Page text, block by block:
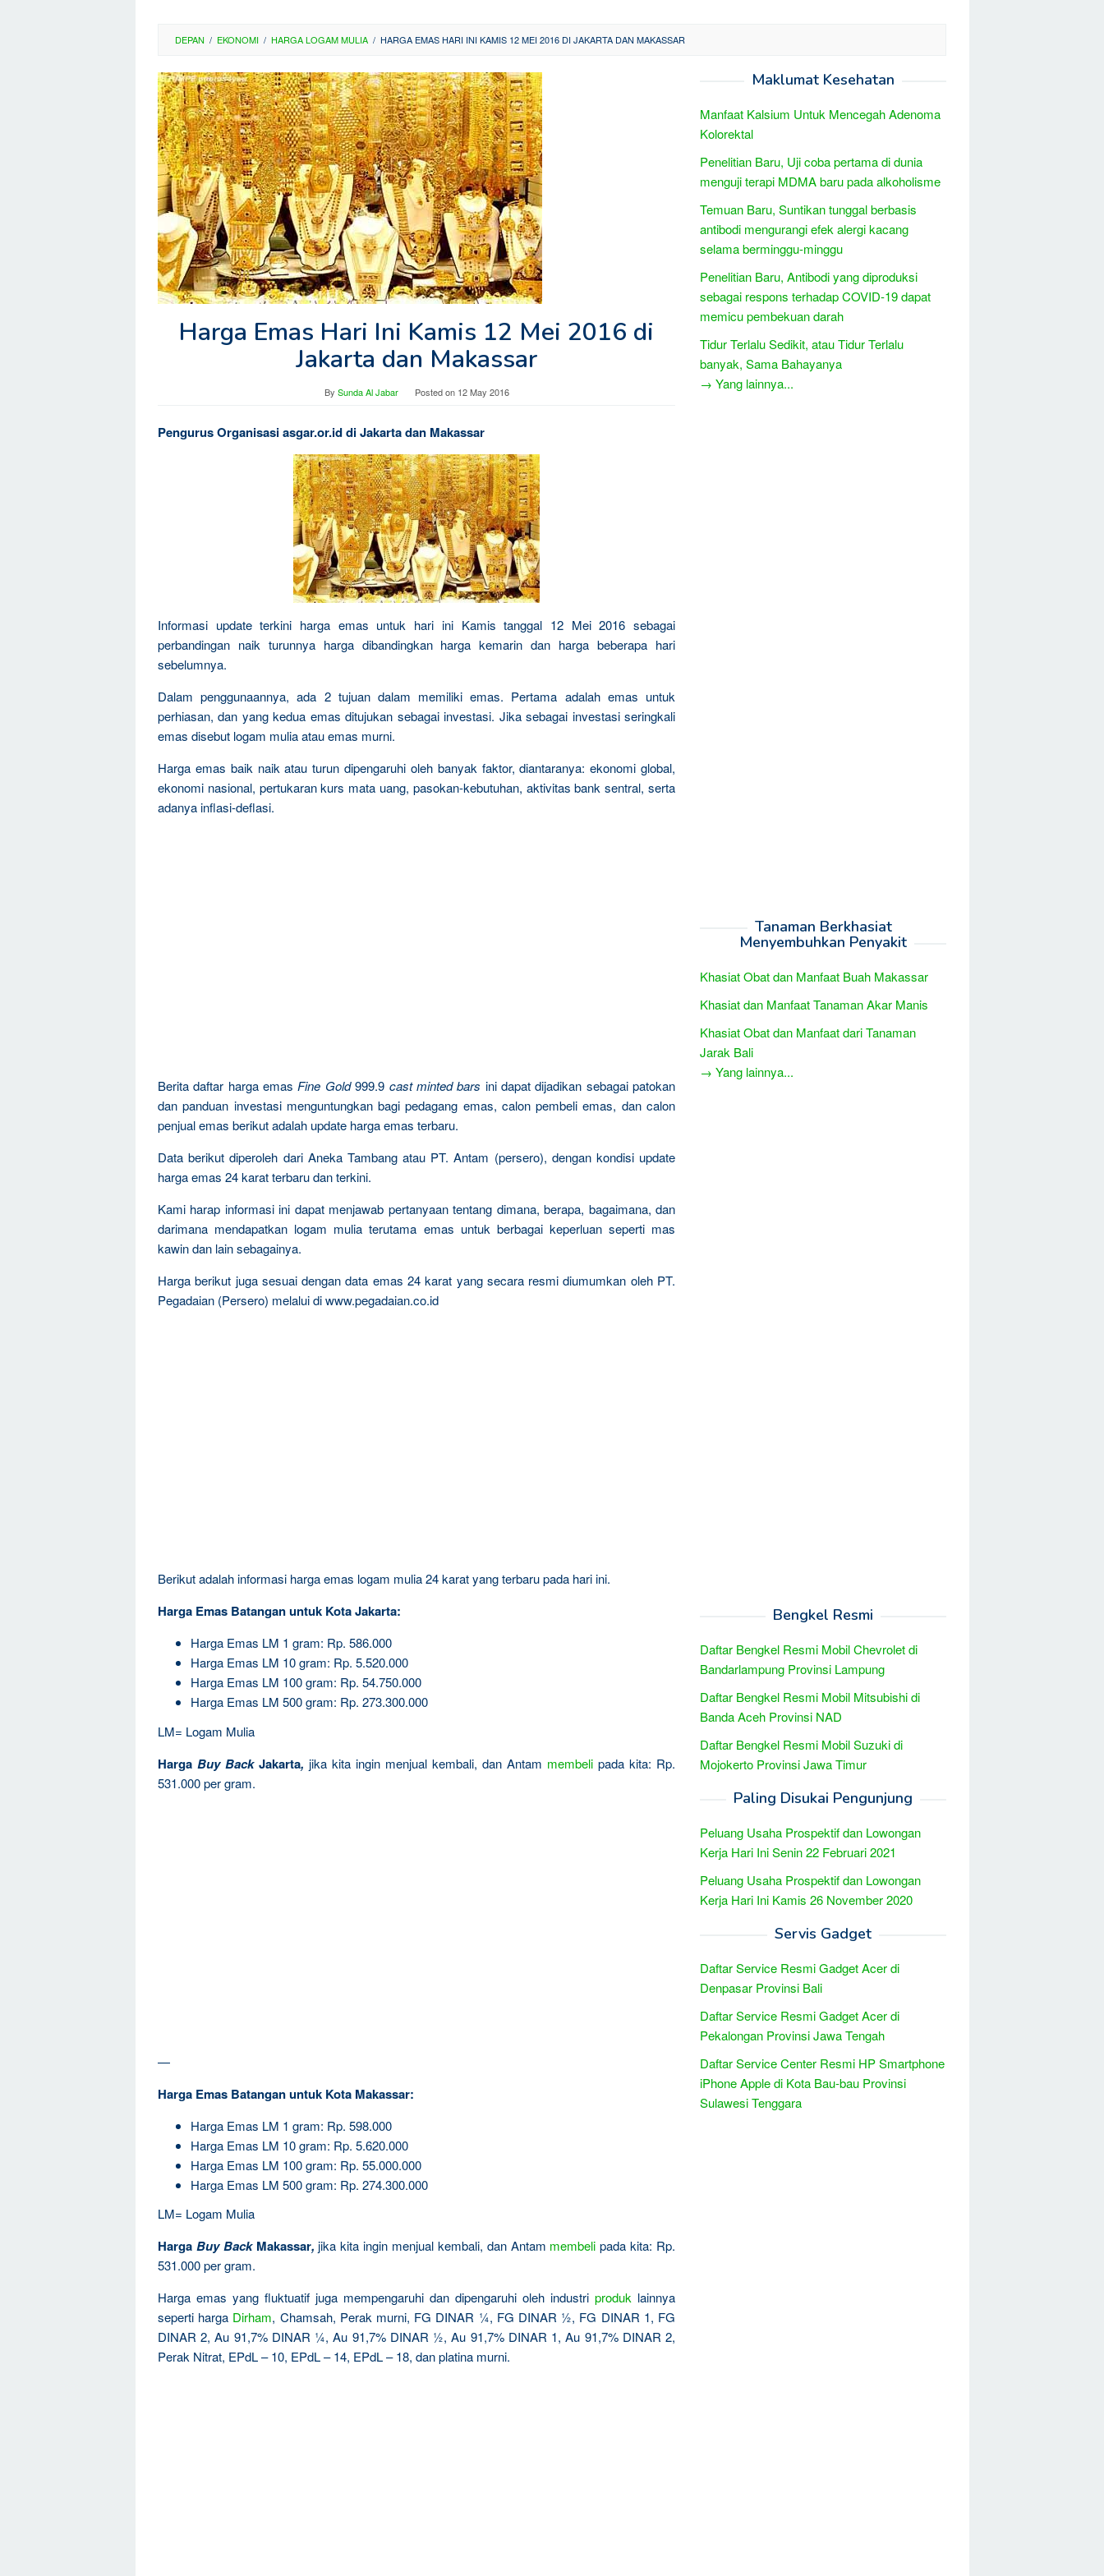
DEPAN / EKONOMI / HARGA LOGAM MULIA / HARGA EMAS HARI INI KAMIS 12 MEI 2016 DI JAKARTA DAN MAKASSAR
Harga Emas Hari Ini Kamis 12 Mei 2016 di
Jakarta dan Makassar
By Sunda Al Jabar Posted on 12 May 2016
Pengurus Organisasi asgar.or.id di Jakarta dan Makassar
Informasi update terkini harga emas untuk hari ini Kamis tanggal 12 Mei 2016 sebagai
perbandingan naik turunnya harga dibandingkan harga kemarin dan harga beberapa hari
sebelumnya.
Dalam penggunaannya, ada 2 tujuan dalam memiliki emas. Pertama adalah emas untuk
perhiasan, dan yang kedua emas ditujukan sebagai investasi. Jika sebagai investasi seringkali
emas disebut logam mulia atau emas murni.
Harga emas baik naik atau turun dipengaruhi oleh banyak faktor, diantaranya: ekonomi global,
ekonomi nasional, pertukaran kurs mata uang, pasokan-kebutuhan, aktivitas bank sentral, serta
adanya inflasi-deflasi.
Berita daftar harga emas Fine Gold999.9 cast minted bars ini dapat dijadikan sebagai patokan
dan panduan investasi menguntungkan bagi pedagang emas, calon pembeli emas, dan calon
penjual emas berikut adalah update harga emas terbaru.
Data berikut diperoleh dari Aneka Tambang atau PT. Antam (persero), dengan kondisi update
harga emas 24 karat terbaru dan terkini.
Kami harap informasi ini dapat menjawab pertanyaan tentang dimana, berapa, bagaimana, dan
darimana mendapatkan logam mulia terutama emas untuk berbagai keperluan seperti mas
kawin dan lain sebagainya.
Harga berikut juga sesuai dengan data emas 24 karat yang secara resmi diumumkan oleh PT.
Pegadaian (Persero) melalui di www.pegadaian.co.id
Berikut adalah informasi harga emas logam mulia 24 karat yang terbaru pada hari ini.
Harga Emas Batangan untuk Kota Jakarta:
Harga Emas LM 1 gram: Rp. 586.000
Harga Emas LM 10 gram: Rp. 5.520.000
Harga Emas LM 100 gram: Rp. 54.750.000
Harga Emas LM 500 gram: Rp. 273.300.000
LM= Logam Mulia
Harga Buy Back Jakarta, jika kita ingin menjual kembali, dan Antam membeli pada kita: Rp.
531.000 per gram.
—
Harga Emas Batangan untuk Kota Makassar:
Harga Emas LM 1 gram: Rp. 598.000
Harga Emas LM 10 gram: Rp. 5.620.000
Harga Emas LM 100 gram: Rp. 55.000.000
Harga Emas LM 500 gram: Rp. 274.300.000
LM= Logam Mulia
Harga Buy Back Makassar, jika kita ingin menjual kembali, dan Antam membeli pada kita: Rp.
531.000 per gram.
Harga emas yang fluktuatif juga mempengaruhi dan dipengaruhi oleh industri produk lainnya
seperti harga Dirham, Chamsah, Perak murni, FG DINAR ¼, FG DINAR ½, FG DINAR 1, FG
DINAR 2, Au 91,7% DINAR ¼, Au 91,7% DINAR ½, Au 91,7% DINAR 1, Au 91,7% DINAR 2,
Perak Nitrat, EPdL – 10, EPdL – 14, EPdL – 18, dan platina murni.
Maklumat Kesehatan
Manfaat Kalsium Untuk Mencegah Adenoma
Kolorektal
Penelitian Baru, Uji coba pertama di dunia
menguji terapi MDMA baru pada alkoholisme
Temuan Baru, Suntikan tunggal berbasis
antibodi mengurangi efek alergi kacang
selama berminggu-minggu
Penelitian Baru, Antibodi yang diproduksi
sebagai respons terhadap COVID-19 dapat
memicu pembekuan darah
Tidur Terlalu Sedikit, atau Tidur Terlalu
banyak, Sama Bahayanya
→ Yang lainnya...
Tanaman Berkhasiat
Menyembuhkan Penyakit
Khasiat Obat dan Manfaat Buah Makassar
Khasiat dan Manfaat Tanaman Akar Manis
Khasiat Obat dan Manfaat dari Tanaman
Jarak Bali
→ Yang lainnya...
Bengkel Resmi
Daftar Bengkel Resmi Mobil Chevrolet di
Bandarlampung Provinsi Lampung
Daftar Bengkel Resmi Mobil Mitsubishi di
Banda Aceh Provinsi NAD
Daftar Bengkel Resmi Mobil Suzuki di
Mojokerto Provinsi Jawa Timur
Paling Disukai Pengunjung
Peluang Usaha Prospektif dan Lowongan
Kerja Hari Ini Senin 22 Februari 2021
Peluang Usaha Prospektif dan Lowongan
Kerja Hari Ini Kamis 26 November 2020
Servis Gadget
Daftar Service Resmi Gadget Acer di
Denpasar Provinsi Bali
Daftar Service Resmi Gadget Acer di
Pekalongan Provinsi Jawa Tengah
Daftar Service Center Resmi HP Smartphone
iPhone Apple di Kota Bau-bau Provinsi
Sulawesi Tenggara